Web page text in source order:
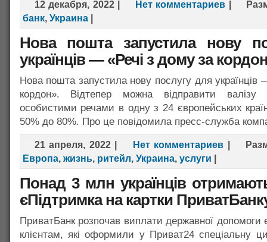
12 декабря, 2022| Нет комментариев
банк, Украина|
Нова пошта запустила нову
українців — «Речі з дому за
Нова пошта запустила нову послугу для українців
кордон». Відтепер можна відправити
особистими речами в одну з 24 європейських
50% до 80%. Про це повідомила пресс-служба
21 апреля, 2022| Нет комментариев
Европа, жизнь, ритейл, Украина, услуги
Понад 3 млн українців
єПідтримка на картки
ПриватБанк розпочав виплати державної допомоги
клієнтам, які оформили у Приват24 спеціальну